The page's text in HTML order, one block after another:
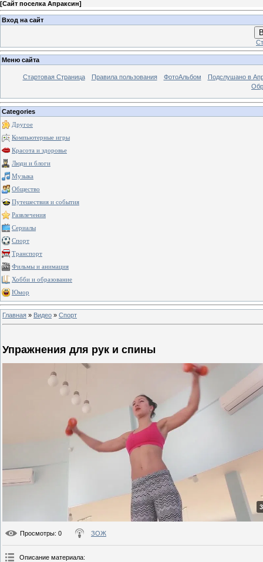
[Сайт поселка Апраксин]
Вход на сайт
Меню сайта
Стартовая Страница Правила пользования ФотоАльбом
Подслушано в
Categories
Другое
Компьютерные игры
Красота и здоровье
Люди и блоги
Музыка
Общество
Путешествия и события
Развлечения
Сериалы
Спорт
Транспорт
Фильмы и анимация
Хобби и образование
Юмор
Главная » Видео » Спорт
Упражнения для рук и спины
Просмотры: 0 ЗОЖ
Описание материала: